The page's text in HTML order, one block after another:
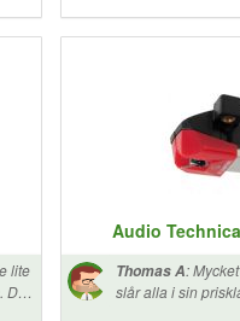
lite
Audio
Thomas A:
slår alla i sin